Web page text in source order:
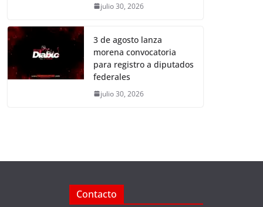
julio 30, 2026
3 de agosto lanza
morena convocatoria
para registro a diputados
federales
julio 30, 2026
Contacto